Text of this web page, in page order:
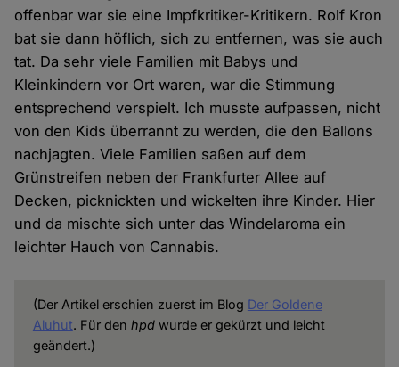
offenbar war sie eine Impfkritiker-Kritikern. Rolf Kron
bat sie dann höflich, sich zu entfernen, was sie auch
tat. Da sehr viele Familien mit Babys und
Kleinkindern vor Ort waren, war die Stimmung
entsprechend verspielt. Ich musste aufpassen, nicht
von den Kids überrannt zu werden, die den Ballons
nachjagten. Viele Familien saßen auf dem
Grünstreifen neben der Frankfurter Allee auf
Decken, picknickten und wickelten ihre Kinder. Hier
und da mischte sich unter das Windelaroma ein
leichter Hauch von Cannabis.
(Der Artikel erschien zuerst im Blog Der Goldene
Aluhut. Für den hpdwurde er gekürzt und leicht
geändert.)